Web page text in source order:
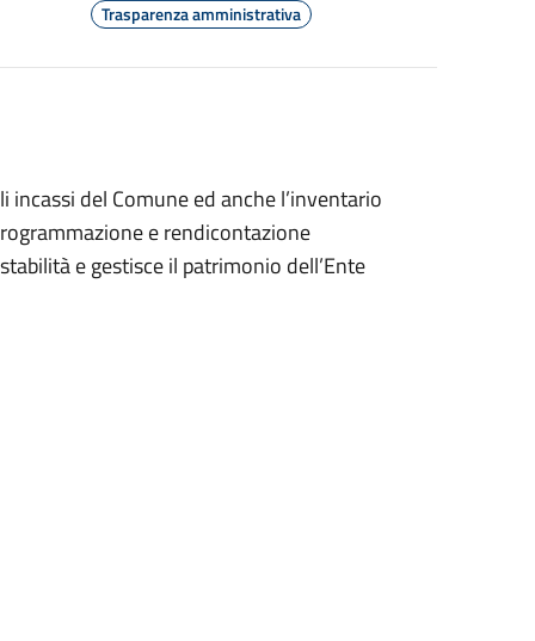
Trasparenza amministrativa
del Comune ed anche l’inventario
e rendicontazione
e gestisce il patrimonio dell’Ente